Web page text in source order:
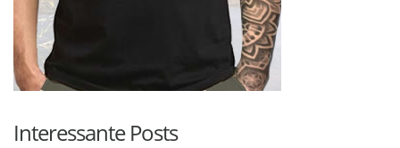
Interessante Posts